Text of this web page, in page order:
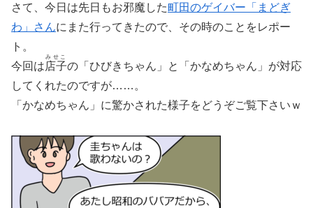
さて、今日は先日もお邪魔した町田のゲイバー「まどぎ
わ」さんにまた行ってきたので、その時のことをレポー
ト。
今回は店子
みせこ
の「ひびきちゃん」と「かなめちゃん」が対応
してくれたのですが……。
「かなめちゃん」に驚かされた様子をどうぞご覧下さいｗ